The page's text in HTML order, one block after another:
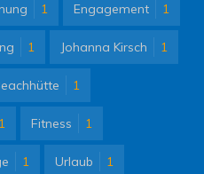
1 Engagement 1
1 Johanna Kirsch 1
1
1 Fitness 1
1 Urlaub 1